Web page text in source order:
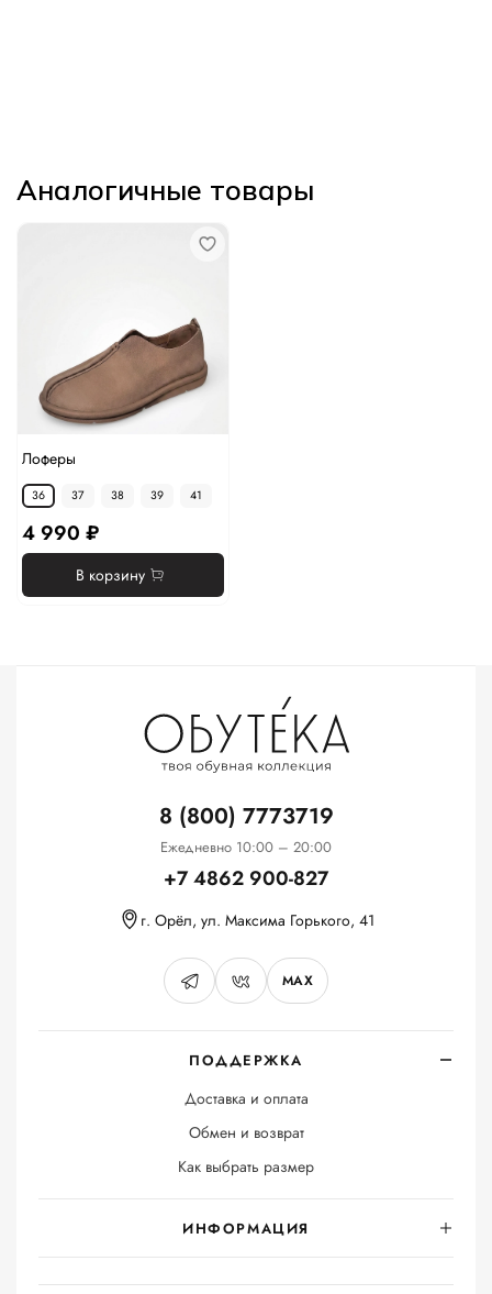
Аналогичные товары
Лоферы
36 37 38 39 41
4 990 ₽
В корзину
ПОДДЕРЖКА
Доставка и оплата
Обмен и возврат
Как выбрать размер
ИНФОРМАЦИЯ
8 (800) 7773719
Ежедневно 10:00 – 20:00
+7 4862 900-827
г. Орёл, ул. Максима Горького, 41
MAX